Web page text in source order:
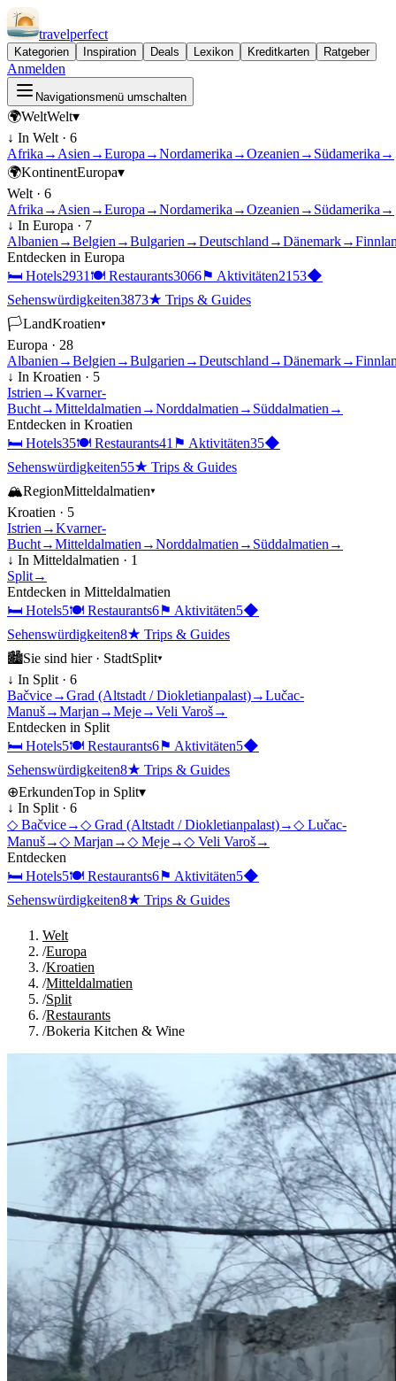
travelperfect
Kategorien Inspiration Deals Lexikon Kreditkarten Ratgeber
Anmelden
Navigationsmenü umschalten
🌍WeltWelt▾
↓ In Welt · 6
Afrika → Asien →Europa →Nordamerika →Ozeanien → Südamerika →
🌍KontinentEuropa▾
Welt · 6
Afrika → Asien →Europa →Nordamerika →Ozeanien → Südamerika →
↓ In Europa · 7
Albanien →Belgien →Bulgarien →Deutschland →Dänemark→
Entdecken in Europa
🛏 Hotels2931 🍽 Restaurants3066⚑ Aktivitäten2153◆
Sehenswürdigkeiten3873★ Trips & Guides
🏳LandKroatien▾
Europa · 28
Albanien →Belgien →Bulgarien →Deutschland →Dänemark→
↓ In Kroatien · 5
Istrien →Kvarner-
Bucht→Mitteldalmatien →Norddalmatien → Süddalmatien →
Entdecken in Kroatien
🛏 Hotels35🍽 Restaurants41 ⚑ Aktivitäten35◆
Sehenswürdigkeiten55★ Trips & Guides
🏔RegionMitteldalmatien▾
Kroatien · 5
Istrien →Kvarner-
Bucht→Mitteldalmatien →Norddalmatien → Süddalmatien →
↓ In Mitteldalmatien · 1
Split→
Entdecken in Mitteldalmatien
🛏 Hotels5🍽 Restaurants6⚑ Aktivitäten5◆
Sehenswürdigkeiten8★ Trips & Guides
🏙Sie sind hier · StadtSplit▾
↓ In Split · 6
Bačvice→Grad (Altstadt / Diokletianpalast)→Lučac-
Manuš→Marjan →Meje→Veli Varoš→
Entdecken in Split
🛏 Hotels5🍽 Restaurants6⚑ Aktivitäten5◆
Sehenswürdigkeiten8★ Trips & Guides
⊕ErkundenTop in Split▾
↓ In Split · 6
◇ Bačvice→◇ Grad (Altstadt / Diokletianpalast)→◇ Lučac-
Manuš→◇ Marjan →◇ Meje→◇ Veli Varoš→
Entdecken
🛏 Hotels5🍽 Restaurants6⚑ Aktivitäten5◆
Sehenswürdigkeiten8★ Trips & Guides
Welt
/Europa
/Kroatien
/Mitteldalmatien
/Split
/Restaurants
/Bokeria Kitchen & Wine